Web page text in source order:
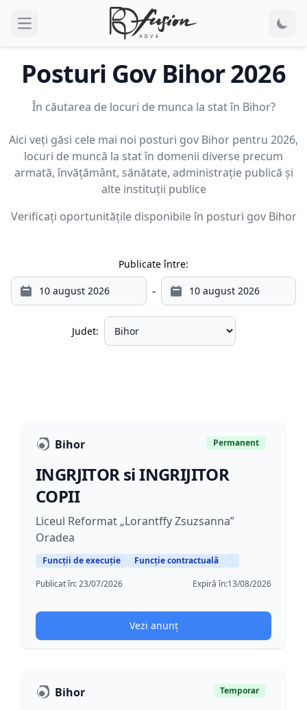
Open main menu
Posturi Gov Bihor2026
În căutarea de locuri de munca la stat în Bihor?
Aici veți găsi cele mai noi posturi gov Bihor pentru 2026,
locuri de muncă la stat în domenii diverse precum
armată, învățământ, sănătate, administrație publică și
alte instituții publice
Verificați oportunitățile disponibile în posturi gov Bihor
Publicate între:
-
Judet:
Bihor Permanent
INGRJITOR si INGRIJITOR
COPII
Liceul Reformat „Lorantffy Zsuzsanna”
Oradea
Funcții de execuție
Funcție contractuală
Publicat în:23/07/2026 Expiră în:13/08/2026
Vezi anunț
Bihor Temporar